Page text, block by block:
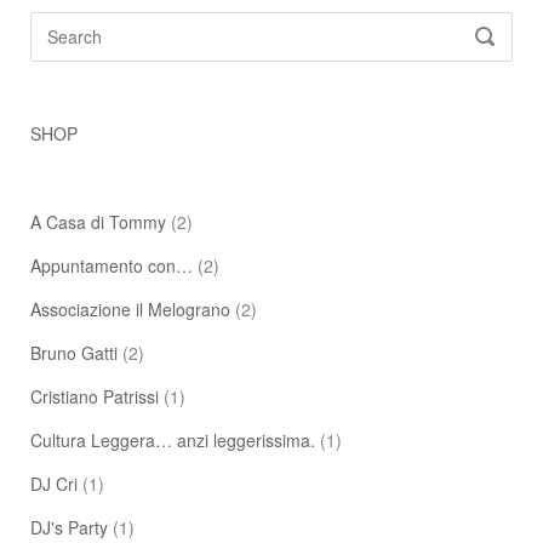
Search
SHOP
A Casa di Tommy (2)
Appuntamento con… (2)
Associazione il Melograno (2)
Bruno Gatti (2)
Cristiano Patrissi (1)
Cultura Leggera… anzi leggerissima. (1)
DJ Cri (1)
DJ's Party (1)